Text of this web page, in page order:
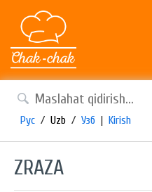
Рус / Uzb / Узб | Kirish
ZRAZA